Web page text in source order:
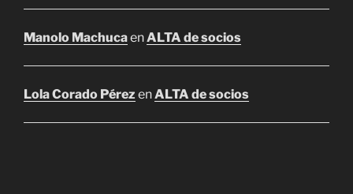
Manolo MachucaenALTA de socios
Lola Corado Pérez enALTA de socios